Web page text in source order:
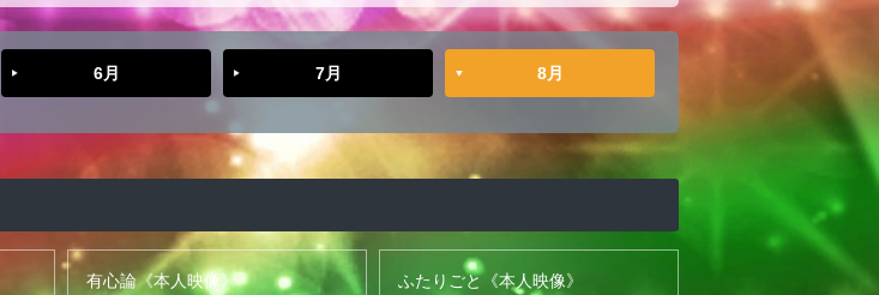
6月 7月 8月
有心論《本人映像》
ふたりごと《本人映像》